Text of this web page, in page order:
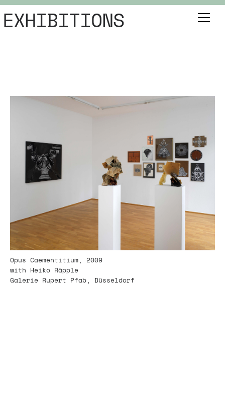
EXHIBITIONS
Opus Caementitium, 2009
with Heiko Räpple
Galerie Rupert Pfab, Düsseldorf